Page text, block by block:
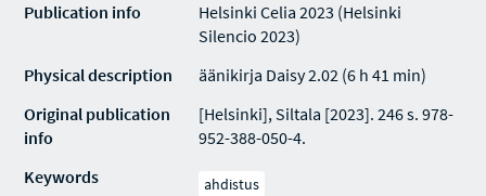
Publication info
Helsinki Celia 2023 (Helsinki
Silencio 2023)
Physical description
äänikirja Daisy 2.02 (6 h 41 min)
Original publication
info
[Helsinki], Siltala [2023]. 246 s. 978-
952-388-050-4.
Keywords
ahdistus